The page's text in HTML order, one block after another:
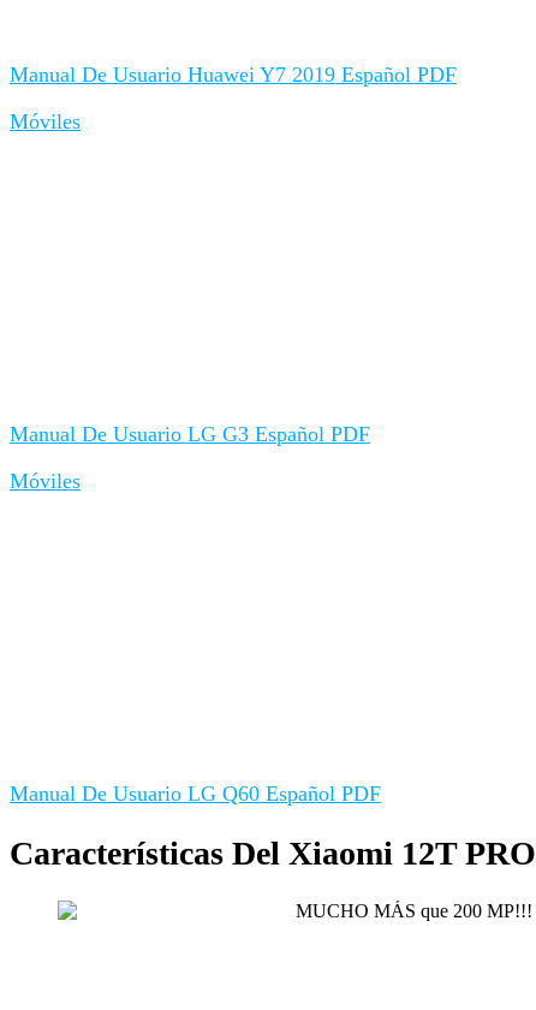
Manual De Usuario Huawei Y7 2019 Español PDF
Móviles
Manual De Usuario LG G3 Español PDF
Móviles
Manual De Usuario LG Q60 Español PDF
Características Del Xiaomi 12T PRO